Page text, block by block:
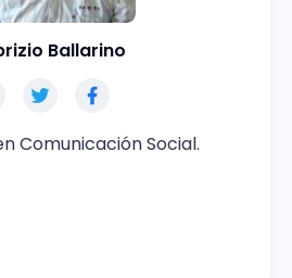
Ballarino
Comunicación Social.